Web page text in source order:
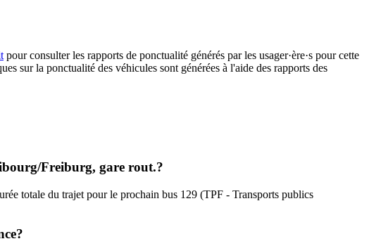
pour consulter les rapports de ponctualité générés par les usager·ère·s pour cette
sur la ponctualité des véhicules sont générées à l'aide des rapports des
Freiburg, gare rout.?
totale du trajet pour le prochain bus 129 (TPF - Transports publics